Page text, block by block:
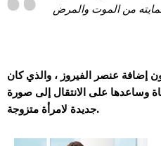
إضافة عنصر الفيروز ، والذي كان
وساعدها على الانتقال إلى صورة
جديدة لامرأة متزوجة.